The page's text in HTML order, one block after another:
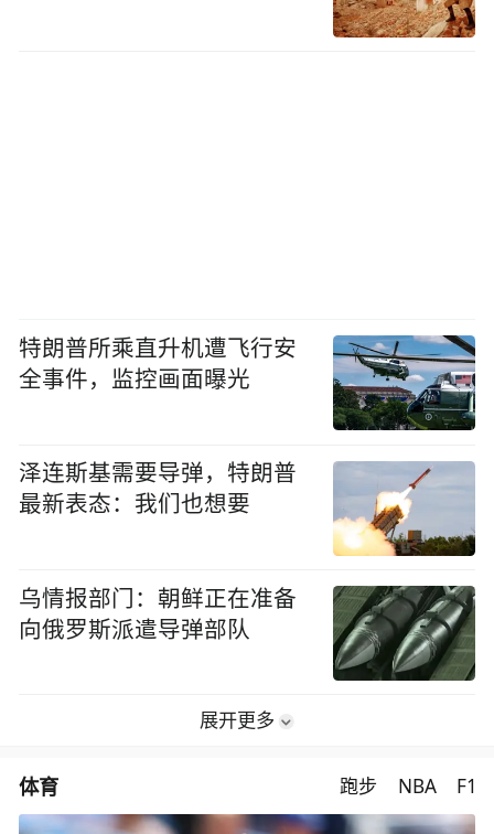
特朗普所乘直升机遭飞行安
全事件，监控画面曝光
泽连斯基需要导弹，特朗普
最新表态：我们也想要
乌情报部门：朝鲜正在准备
向俄罗斯派遣导弹部队
展开更多
体育 跑步 NBA F1